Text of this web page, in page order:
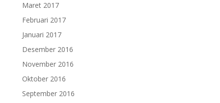
Maret 2017
Februari 2017
Januari 2017
Desember 2016
November 2016
Oktober 2016
September 2016